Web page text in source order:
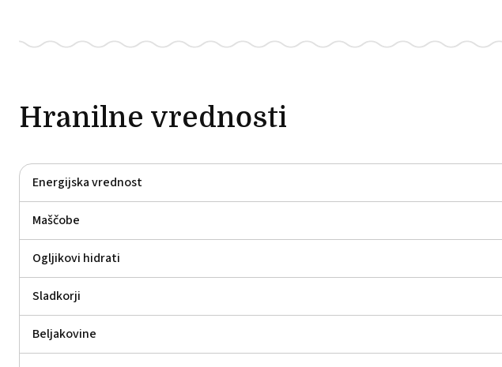
Hranilne vrednosti
Energijska vrednost
Maščobe
Ogljikovi hidrati
Sladkorji
Beljakovine